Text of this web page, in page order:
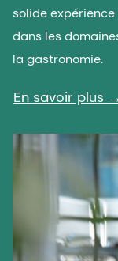
solide
dans les
la gastronomie.
En savoir plus